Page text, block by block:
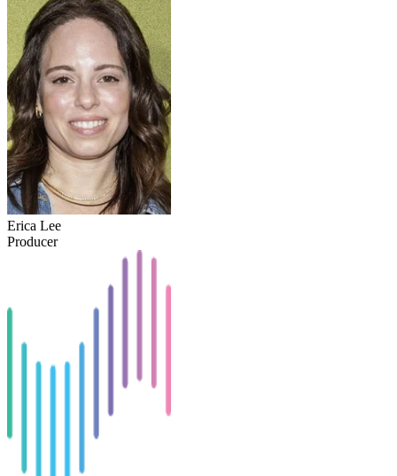
Erica Lee
Producer